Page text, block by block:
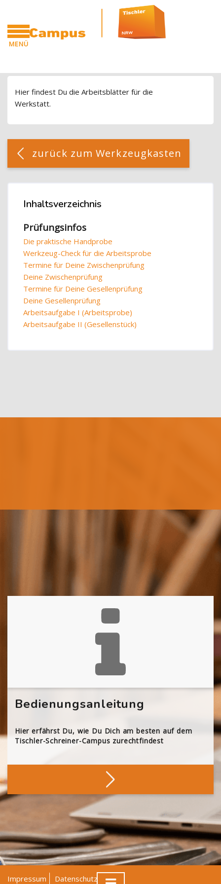
MENÜ
Zum Hauptinhalt
Blöcke
Blöcke
Hier findest Du die Arbeitsblätter für die
Werkstatt.
Blöcke
[Cocoon] Custom HTML überspringen
zurück zum Werkzeugkasten
Inhaltsverzeichnis überspringen
Inhaltsverzeichnis
Prüfungsinfos
Die praktische Handprobe
Werkzeug-Check für die Arbeitsprobe
Termine für Deine Zwischenprüfung
Deine Zwischenprüfung
Termine für Deine Gesellenprüfung
Deine Gesellenprüfung
Arbeitsaufgabe I (Arbeitsprobe)
Arbeitsaufgabe II (Gesellenstück)
Bedienungsanleitung
Hier erfährst Du, wie Du Dich am besten auf dem
Tischler-Schreiner-Campus zurechtfindest
Impressum Datenschutz AGB